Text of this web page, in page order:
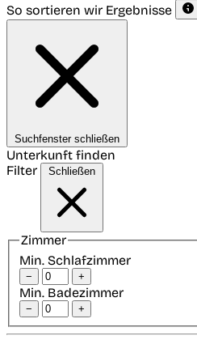
So sortieren wir Ergebnisse
Suchfenster schließen
Unterkunft finden
Filter
Schließen
Zimmer
Min. Schlafzimmer
− +
Min. Badezimmer
− +